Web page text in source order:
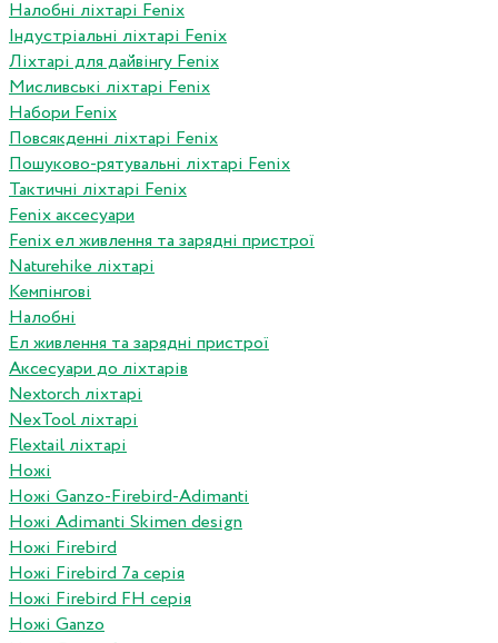
Налобні ліхтарі Fenix
Індустріальні ліхтарі Fenix
Ліхтарі для дайвінгу Fenix
Мисливські ліхтарі Fenix
Набори Fenix
Повсякденні ліхтарі Fenix
Пошуково-рятувальні ліхтарі Fenix
Тактичні ліхтарі Fenix
Fenix аксесуари
Fenix ел живлення та зарядні пристрої
Naturehike ліхтарі
Кемпінгові
Налобні
Ел живлення та зарядні пристрої
Аксесуари до ліхтарів
Nextorch ліхтарі
NexTool ліхтарі
Flextail ліхтарі
Ножі
Ножі Ganzo-Firebird-Adimanti
Ножі Adimanti Skimen design
Ножі Firebird
Ножі Firebird 7а серія
Ножі Firebird FH серія
Ножі Ganzo